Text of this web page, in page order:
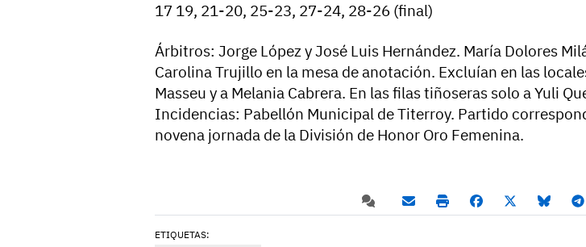
17 19, 21-20, 25-23, 27-24, 28-26 (final)
Árbitros: Jorge López y José Luis Hernández. María Dolores
Carolina Trujillo en la mesa de anotación. Excluían en las
Masseu y a Melania Cabrera. En las filas tiñoseras solo a Yuli
Incidencias: Pabellón Municipal de Titerroy. Partido
novena jornada de la División de Honor Oro Femenina.
ETIQUETAS: